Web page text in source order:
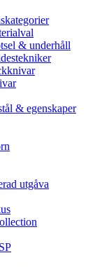
& underhåll
& egenskaper
utgåva